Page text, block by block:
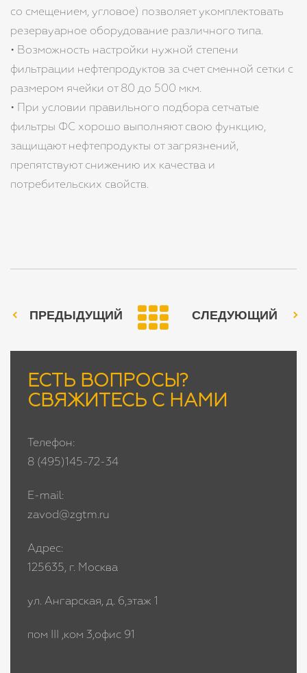
со смещением, угловое) позволяет укомплектовать
резервуарное оборудование различного типа.
• Возможность настройки нужной степени
фильтрации нефтепродуктов за счет сменной сетки с
размером ячейки от 80 до 500 мкм.
• При условии правильного подбора сетчатые
фильтры ФС хорошо выполняют свою функцию,
защищают нефтепродукты от загрязнений,
препятствуют снижению их качества и
потребительских свойств.
ПРЕДЫДУЩИЙ СЛЕДУЮЩИЙ
ЕСТЬ ВОПРОСЫ?
СВЯЖИТЕСЬ С НАМИ
Телефон:
8 (495)145-72-34
E-mail:
zavod@zgtm.ru
Адрес:
125635, г. Москва
ул. Ангарская, д. 6,этаж 1
пом III ,ком 3,офис 91